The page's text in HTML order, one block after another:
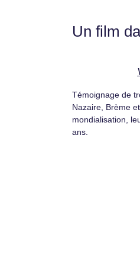
Un film
Témoignage de
Nazaire, Brème
mondialisation,
ans.